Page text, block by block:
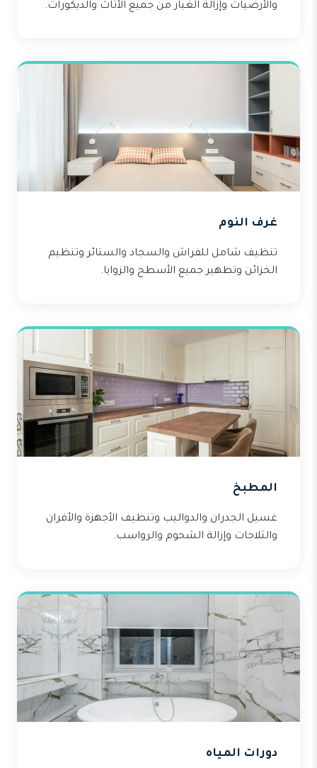
والأرضيات وإزالة الغبار من جميع الأثاث والديكورات.
غرف النوم
تنظيف شامل للفراش والسجاد والستائر وتنظيم
الخزائن وتطهير جميع الأسطح والزوايا.
المطبخ
غسيل الجدران والدواليب وتنظيف الأجهزة والأفران
والثلاجات وإزالة الشحوم والرواسب.
دورات المياه